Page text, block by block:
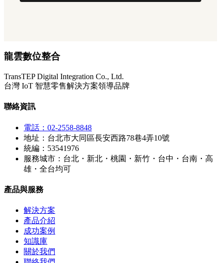
龍雲數位整合
TransTEP Digital Integration Co., Ltd.
台灣 IoT 智慧零售解決方案領導品牌
聯絡資訊
電話：02-2558-8848
地址：台北市大同區長安西路78巷4弄10號
統編：53541976
服務城市：台北・新北・桃園・新竹・台中・台南・高
雄・全台均可
產品與服務
解決方案
產品介紹
成功案例
知識庫
關於我們